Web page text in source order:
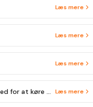
Læs mere
Læs mere
Læs mere
for at køre på Læs mere